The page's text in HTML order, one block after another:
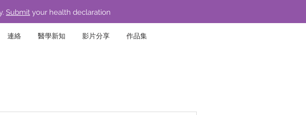
Submit your health declaration
連絡 醫學新知 影片分享 作品集